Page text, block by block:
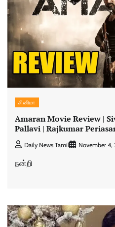
சினிமா
Amaran Movie Review |
Pallavi | Rajkumar
Daily News Tamil November
நன்றி